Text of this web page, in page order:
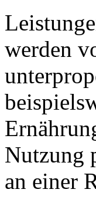
werden
Nutzung
an einer